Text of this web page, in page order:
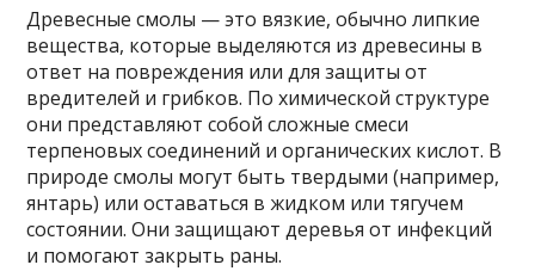
Древесные смолы — это вязкие, обычно липкие
вещества, которые выделяются из древесины в
ответ на повреждения или для защиты от
вредителей и грибков. По химической структуре
они представляют собой сложные смеси
терпеновых соединений и органических кислот. В
природе смолы могут быть твердыми (например,
янтарь) или оставаться в жидком или тягучем
состоянии. Они защищают деревья от инфекций
и помогают закрыть раны.